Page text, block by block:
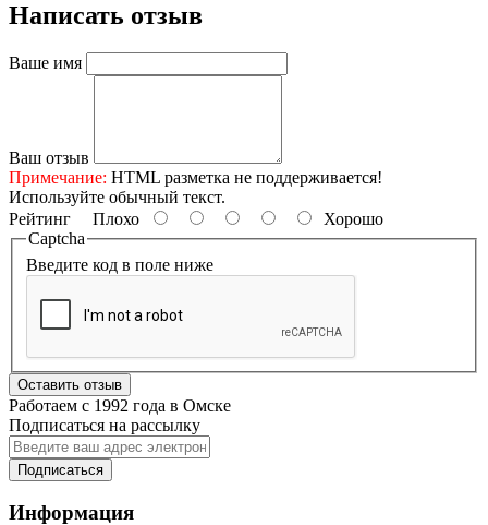
Написать отзыв
Ваше имя
Ваш отзыв
Примечание: HTML разметка не поддерживается!
Используйте обычный текст.
Рейтинг Плохо
Хорошо
Captcha
Введите код в поле ниже
Оставить отзыв
Работаем с 1992 года в Омске
Подписаться на рассылку
Подписаться
Информация